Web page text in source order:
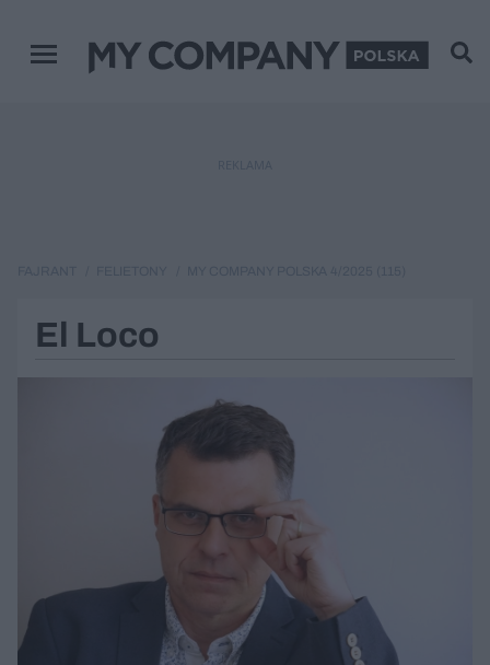
Menu główne
El Loco